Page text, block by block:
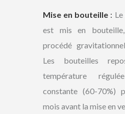
Mise en bouteille :
est mis en
procédé
Les bouteilles
température
constante (60-70%)
mois avant la mise en